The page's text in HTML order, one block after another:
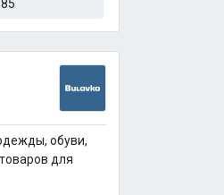
обуви,
для